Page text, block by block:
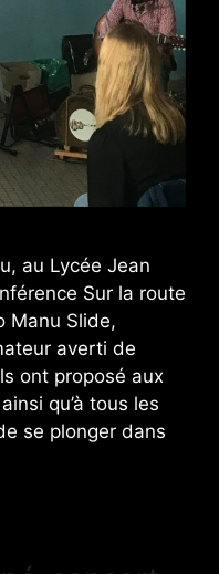
au Lycée Jean
Sur la route
Manu Slide,
averti de
ont proposé aux
qu’à tous les
se plonger dans